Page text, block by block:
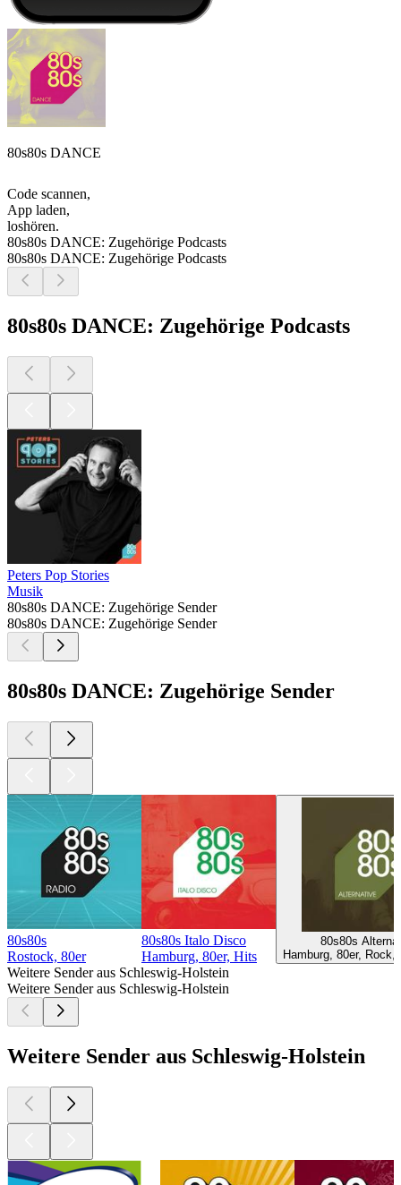
80s80s DANCE
Code scannen,
App laden,
loshören.
80s80s DANCE: Zugehörige Podcasts
80s80s DANCE: Zugehörige Podcasts
80s80s DANCE: Zugehörige Podcasts
Peters Pop Stories
Musik
80s80s DANCE: Zugehörige Sender
80s80s DANCE: Zugehörige Sender
80s80s DANCE: Zugehörige Sender
80s80s
Rostock, 80er
80s80s Italo Disco
Hamburg, 80er, Hits
80s80s
Hamburg, 80er, Rock,
Weitere Sender aus Schleswig-Holstein
Weitere Sender aus Schleswig-Holstein
Weitere Sender aus Schleswig-Holstein